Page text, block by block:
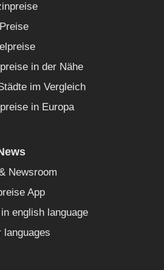
in der Nähe
im Vergleich
in Europa
Newsroom
App
english language
languages